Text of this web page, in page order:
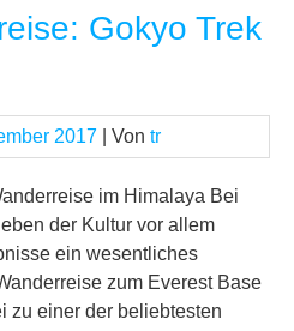
Gokyo Trek
2017 | Von tr
im Himalaya Bei
der Kultur vor allem
ein wesentliches
zum Everest Base
zu einer der beliebtesten